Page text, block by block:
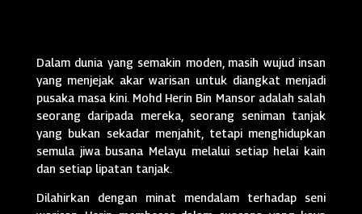
Dalam dunia yang semakin moden, masih wujud insan
yang menjejak akar warisan untuk diangkat menjadi
pusaka masa kini. Mohd Herin Bin Mansor adalah salah
seorang daripada mereka, seorang seniman tanjak
yang bukan sekadar menjahit, tetapi menghidupkan
semula jiwa busana Melayu melalui setiap helai kain
dan setiap lipatan tanjak.
Dilahirkan dengan minat mendalam terhadap seni